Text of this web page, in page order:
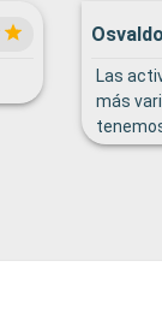
Las
más
tener